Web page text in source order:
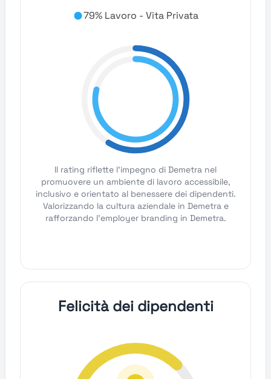
79% Lavoro - Vita Privata
Il rating riflette l'impegno di Demetra nel
promuovere un ambiente di lavoro accessibile,
inclusivo e orientato al benessere dei dipendenti.
Valorizzando la cultura aziendale in Demetra e
rafforzando l'employer branding in Demetra.
Felicità dei dipendenti